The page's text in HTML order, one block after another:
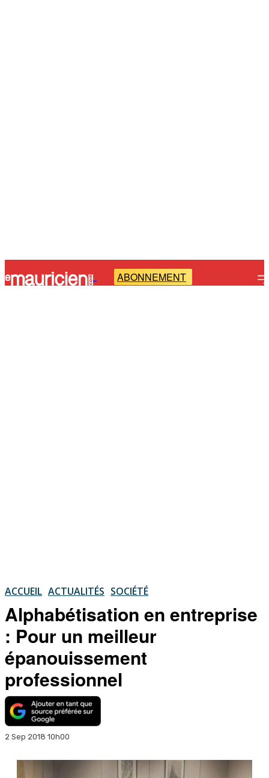
- ABONNEMENT
ACCUEIL ACTUALITÉS SOCIÉTÉ
Alphabétisation en entreprise
: Pour un meilleur
épanouissement
professionnel
2 Sep 2018 10h00